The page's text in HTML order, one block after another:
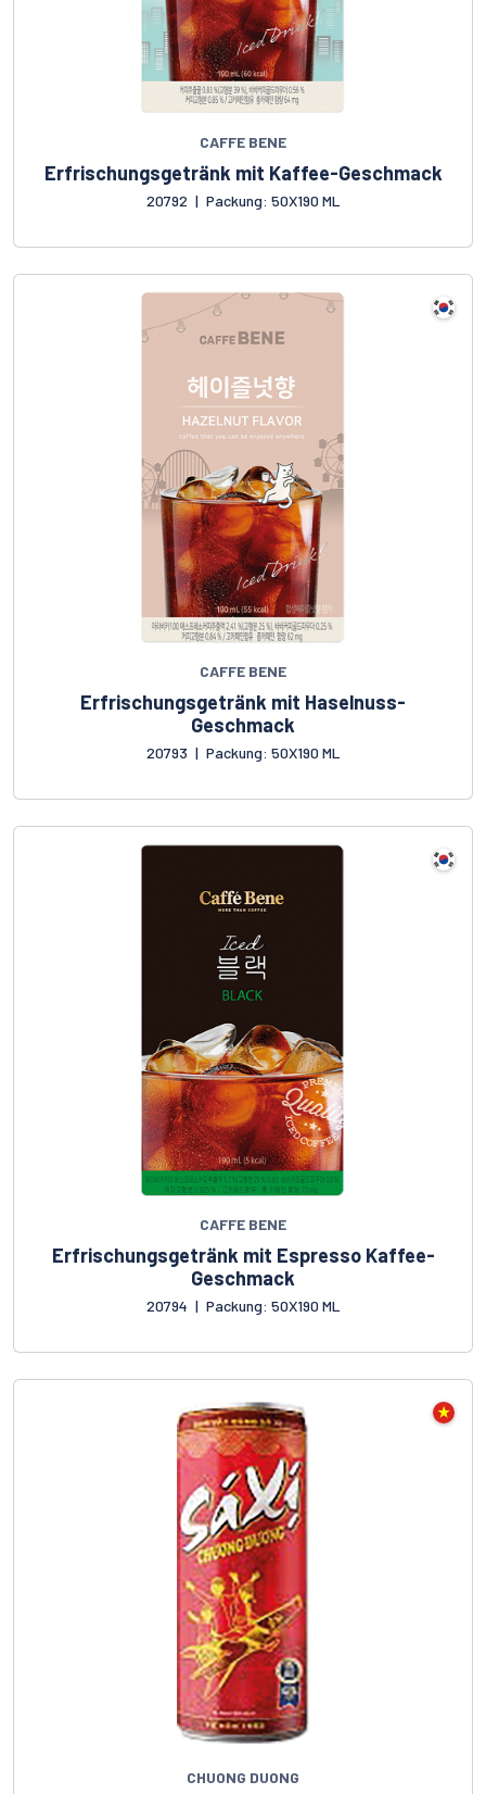
CAFFE BENE
Erfrischungsgetränk mit Kaffee-Geschmack
20792 | Packung: 50X190 ML
CAFFE BENE
Erfrischungsgetränk mit Haselnuss-
Geschmack
20793 | Packung: 50X190 ML
CAFFE BENE
Erfrischungsgetränk mit Espresso Kaffee-
Geschmack
20794 | Packung: 50X190 ML
CHUONG DUONG